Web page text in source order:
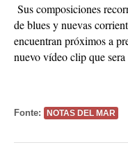
Sus composiciones
de blues y nuevas
encuentran próximos a
nuevo vídeo clip que
Fonte: NOTAS DEL MAR